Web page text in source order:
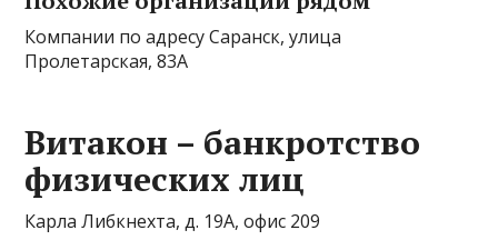
Компании по адресу Саранск, улица
Пролетарская, 83А
Витакон – банкротство
физических лиц
Карла Либкнехта, д. 19А, офис 209